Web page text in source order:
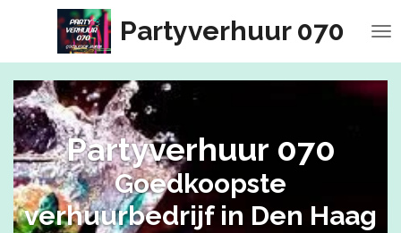
hoofdinhoud
Partyverhuur 070
Partyverhuur 070
Goedkoopste
verhuurbedrijf in Den Haag